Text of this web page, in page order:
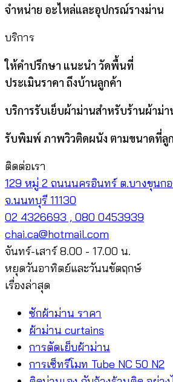
จำหน่าย อะไหล่และอุปกรณ์รางม่าน
บริการ
ให้คำปรึกษา แนะนำ วัดพื้นที่
ประเมินราคา ถึงบ้านลูกค้า
บริการรับเย็บผ้าม่านสำหรับร้านผ้าม่
รับพิมพ์ ภาพวิวติดผนัง ตามขนาดที่ลู
ติดต่อเรา
129 หมู่ 2 ถนนนครอินทร์ ต.บางขุนกอ
จ.นนทบุรี 11130
02 4326693 , 080 0453939
chai.ca@hotmail.com
จันทร์-เสาร์ 8.00 - 17.00 น.
หยุดวันอาทิตย์และวันนขัตฤกษ์
เรื่องล่าสุด
ซักผ้าม่าน ราคา
ผ้าม่าน curtains
การตัดเย็บผ้าม่าน
การเซ็ทรีโมท Tube NC 50 N2